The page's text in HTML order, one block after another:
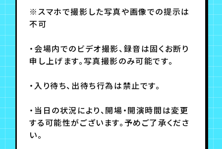
※スマホで撮影した写真や画像での提示は
不可
・会場内でのビデオ撮影、録音は固くお断り
申し上げます。写真撮影のみ可能です。
・入り待ち、出待ち行為は禁止です。
・当日の状況により、開場・開演時間は変更
する可能性がございます。予めご了承くださ
い。